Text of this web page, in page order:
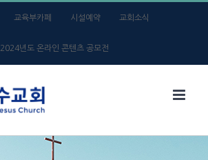
교육부카페 시설예약 교회소식
2024년도 온라인 콘텐츠 공모전